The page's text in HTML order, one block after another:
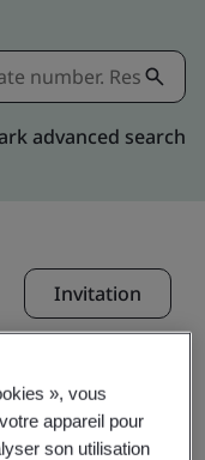
advanced search
Invitation
», vous
appareil pour
son utilisation